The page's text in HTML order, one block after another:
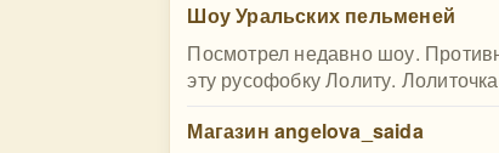
Шоу Уральских пельменей
Посмотрел недавно шоу.
эту русофобку Лолиту.
Магазин angelova_saida